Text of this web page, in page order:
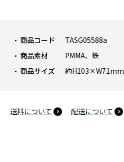
商品コード
TASG05588a
商品素材
PMMA、鉄
商品サイズ
約H103×W71mm
送料について 配送について